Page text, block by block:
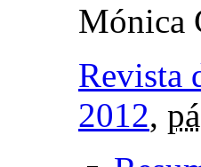
Mónica
Revista
2012,